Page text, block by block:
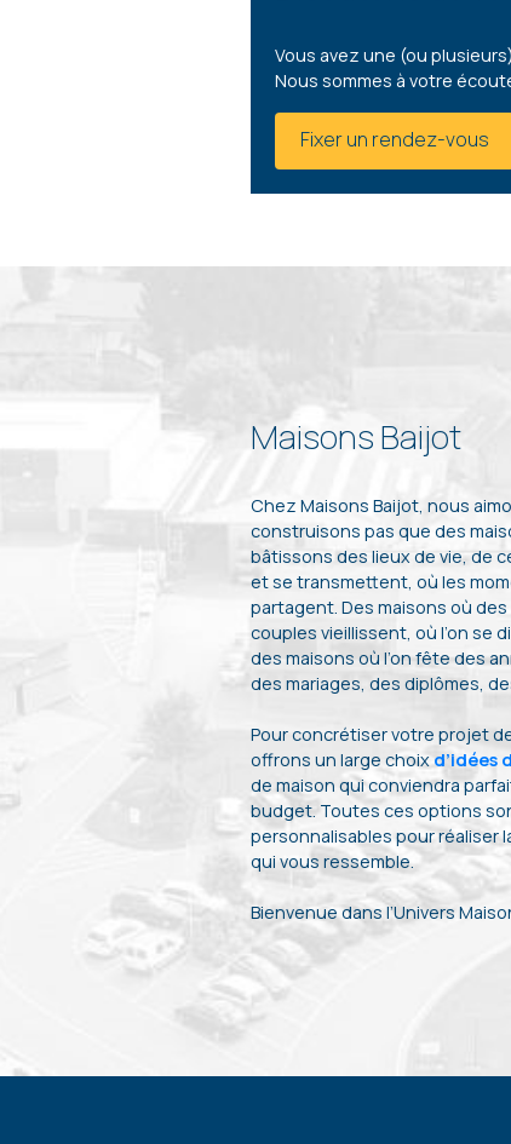
Vous avez une (ou
Nous sommes à votre
Fixer un rendez-vous
Maisons Baijot
Chez Maisons Baijot, nous
construisons pas que des
bâtissons des lieux de vie, de
et se transmettent, où les
partagent. Des maisons où
couples vieillissent, où l’on se
des maisons où l’on fête des
des mariages, des diplômes,
Pour concrétiser votre projet
offrons un large choixd’idées
de maison qui conviendra
budget. Toutes ces options
personnalisables pour réaliser
qui vous ressemble.
Bienvenue dans l’Univers